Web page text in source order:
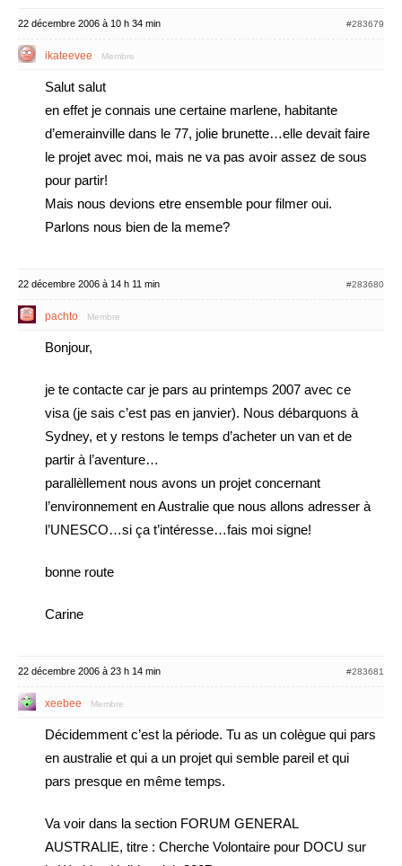
22 décembre 2006 à 10 h 34 min #283679
ikateevee Membre
Salut salut
en effet je connais une certaine marlene, habitante
d’emerainville dans le 77, jolie brunette…elle devait faire
le projet avec moi, mais ne va pas avoir assez de sous
pour partir!
Mais nous devions etre ensemble pour filmer oui.
Parlons nous bien de la meme?
22 décembre 2006 à 14 h 11 min #283680
pachto Membre
Bonjour,
je te contacte car je pars au printemps 2007 avec ce
visa (je sais c’est pas en janvier). Nous débarquons à
Sydney, et y restons le temps d’acheter un van et de
partir à l’aventure…
parallèllement nous avons un projet concernant
l’environnement en Australie que nous allons adresser à
l’UNESCO…si ça t’intéresse…fais moi signe!
bonne route
Carine
22 décembre 2006 à 23 h 14 min #283681
xeebee Membre
Décidemment c’est la période. Tu as un colègue qui pars
en australie et qui a un projet qui semble pareil et qui
pars presque en même temps.
Va voir dans la section FORUM GENERAL
AUSTRALIE, titre : Cherche Volontaire pour DOCU sur